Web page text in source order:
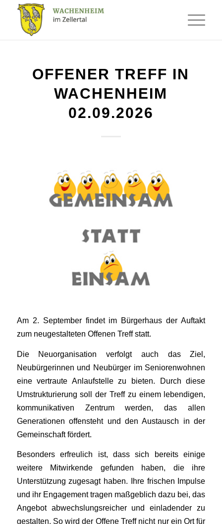
OFFENER TREFF IN
WACHENHEIM
02.09.2026
Am 2. September findet im Bürgerhaus der Auftakt
zum neugestalteten Offenen Treff statt.
Die Neuorganisation verfolgt auch das Ziel,
Neubürgerinnen und Neubürger im Seniorenwohnen
eine vertraute Anlaufstelle zu bieten. Durch diese
Umstrukturierung soll der Treff zu einem lebendigen,
kommunikativen Zentrum werden, das allen
Generationen offensteht und den Austausch in der
Gemeinschaft fördert.
Besonders erfreulich ist, dass sich bereits einige
weitere Mitwirkende gefunden haben, die ihre
Unterstützung zugesagt haben. Ihre frischen Impulse
und ihr Engagement tragen maßgeblich dazu bei, das
Angebot abwechslungsreicher und einladender zu
gestalten. So wird der Offene Treff nicht nur ein Ort für